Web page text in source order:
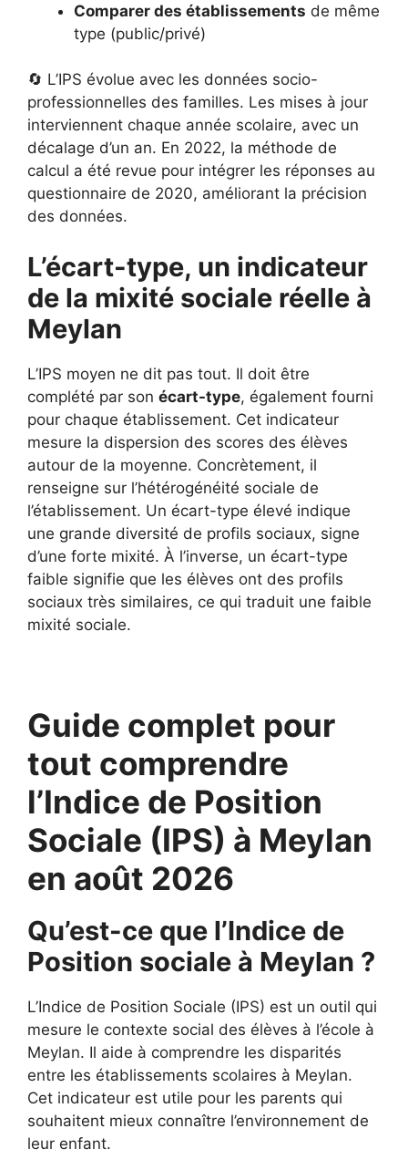
Comparer des établissements de même
type (public/privé)
🔄 L’IPS évolue avec les données socio-
professionnelles des familles. Les mises à jour
interviennent chaque année scolaire, avec un
décalage d’un an. En 2022, la méthode de
calcul a été revue pour intégrer les réponses au
questionnaire de 2020, améliorant la précision
des données.
L’écart-type, un indicateur
de la mixité sociale réelle à
Meylan
L’IPS moyen ne dit pas tout. Il doit être
complété par son écart-type, également fourni
pour chaque établissement. Cet indicateur
mesure la dispersion des scores des élèves
autour de la moyenne. Concrètement, il
renseigne sur l’hétérogénéité sociale de
l’établissement. Un écart-type élevé indique
une grande diversité de profils sociaux, signe
d’une forte mixité. À l’inverse, un écart-type
faible signifie que les élèves ont des profils
sociaux très similaires, ce qui traduit une faible
mixité sociale.
Guide complet pour
tout comprendre
l’Indice de Position
Sociale (IPS) à Meylan
en août 2026
Qu’est-ce que l’Indice de
Position sociale à Meylan ?
L’Indice de Position Sociale (IPS) est un outil qui
mesure le contexte social des élèves à l’école à
Meylan. Il aide à comprendre les disparités
entre les établissements scolaires à Meylan.
Cet indicateur est utile pour les parents qui
souhaitent mieux connaître l’environnement de
leur enfant.